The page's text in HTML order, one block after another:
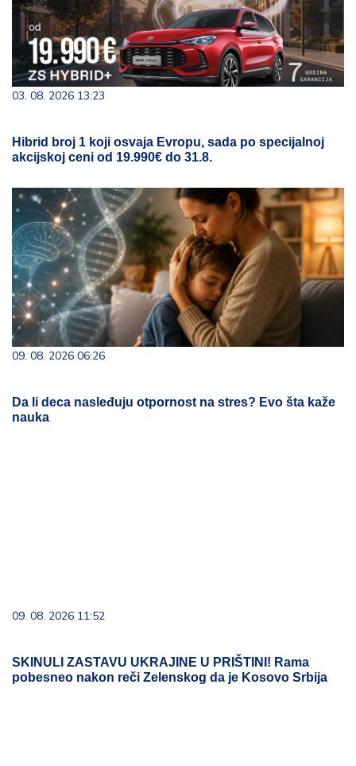
03. 08. 2026 13:23
Hibrid broj 1 koji osvaja Evropu, sada po specijalnoj
akcijskoj ceni od 19.990€ do 31.8.
09. 08. 2026 06:26
Da li deca nasleđuju otpornost na stres? Evo šta kaže
nauka
09. 08. 2026 11:52
SKINULI ZASTAVU UKRAJINE U PRIŠTINI! Rama
pobesneo nakon reči Zelenskog da je Kosovo Srbija